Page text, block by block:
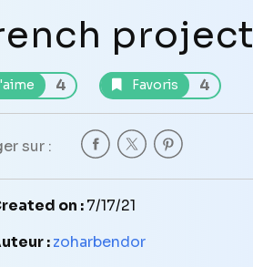
project
4 Favoris 4
sur :
on :7/17/21
:zoharbendor